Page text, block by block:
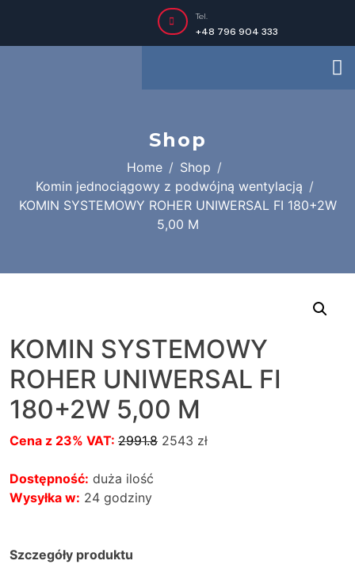
+48 796 904 333
Tel.
Shop
Home
Shop
Komin jednociągowy z podwójną wentylacją
KOMIN SYSTEMOWY ROHER UNIWERSAL FI 180+2W
5,00 M
KOMIN SYSTEMOWY
ROHER UNIWERSAL FI
180+2W 5,00 M
Cena z 23% VAT: 2991.8 2543 zł
Dostępność: duża ilość
Wysyłka w: 24 godziny
Szczegóły produktu